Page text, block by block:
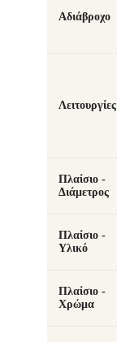
Αδιάβροχο
Λειτουργίες
Πλαίσιο -
Διάμετρος
Πλαίσιο -
Υλικό
Πλαίσιο -
Χρώμα